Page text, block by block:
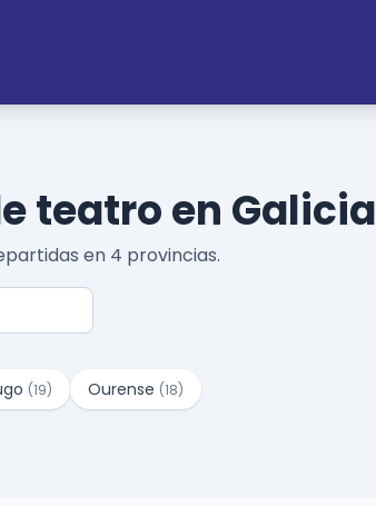
teatro en Galicia
en 4 provincias.
(19) Ourense (18)